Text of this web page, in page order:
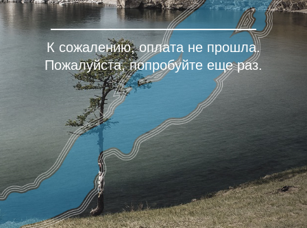
К сожалению, оплата не прошла.
Пожалуйста, попробуйте еще раз.